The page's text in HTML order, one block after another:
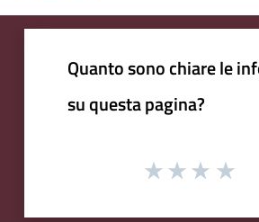
Quanto sono chiare le
su questa pagina?